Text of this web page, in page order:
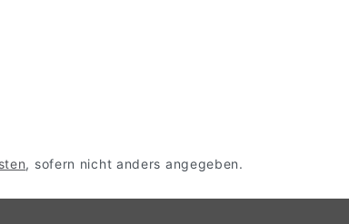
, sofern nicht anders angegeben.